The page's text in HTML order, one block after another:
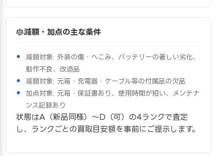
減額・加点の主な条件
減額対象: 外装の傷・へこみ、バッテリーの著しい劣化、
動作不良、改造品
減額対象: 元箱・充電器・ケーブル等の付属品の欠品
加点対象: 元箱・保証書あり、使用時間が短い、メンテナ
ンス記録あり
状態はA（新品同様）〜D（可）の4ランクで査定
し、ランクごとの買取目安額を事前にご提示します。